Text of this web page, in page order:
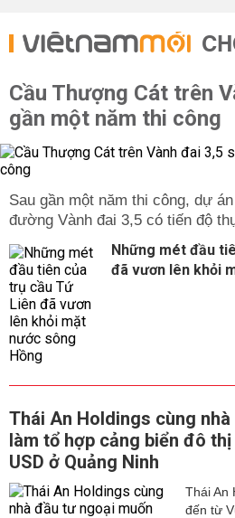
Cầu Thượng Cát trên
gần một năm thi công
Sau gần một năm thi công, dự
đường Vành đai 3,5 có tiến độ
Những mét đầu
đã vươn lên khỏi
Thái An Holdings cùng
làm tổ hợp cảng biển đô
USD ở Quảng Ninh
Thái An
đến từ